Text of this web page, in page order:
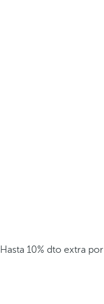
Hasta 10% dto extra